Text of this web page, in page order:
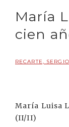
María
cien
RECARTE, SERGIO
María Luisa
(II/II)